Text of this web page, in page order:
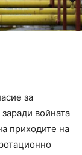
за
войната
приходите на